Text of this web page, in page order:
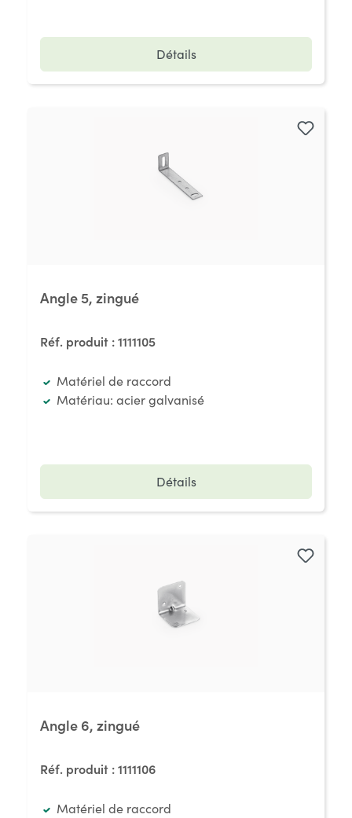
Détails
Angle 5, zingué
Réf. produit :1111105
Matériel de raccord
Matériau: acier galvanisé
Détails
Angle 6, zingué
Réf. produit :1111106
Matériel de raccord